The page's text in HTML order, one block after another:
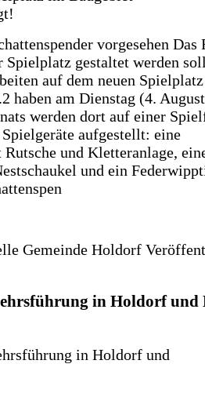
vorgesehen Das
Spielplatz gestaltet werden
auf dem neuen
haben am Dienstag (4.
werden dort auf einer
aufgestellt: eine
und Kletteranlage,
und ein
Gemeinde Holdorf
in Holdorf